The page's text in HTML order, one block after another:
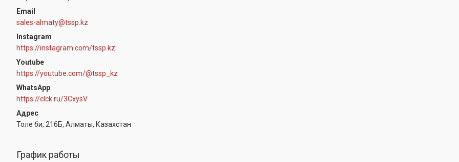
sales-almaty@tssp.kz
Instagram
https://instagram.com/tssp.kz
Youtube
https://youtube.com/@tssp_kz
WhatsApp
https://clck.ru/3CxysV
Толе би, 216Б, Алматы, Казахстан
График работы